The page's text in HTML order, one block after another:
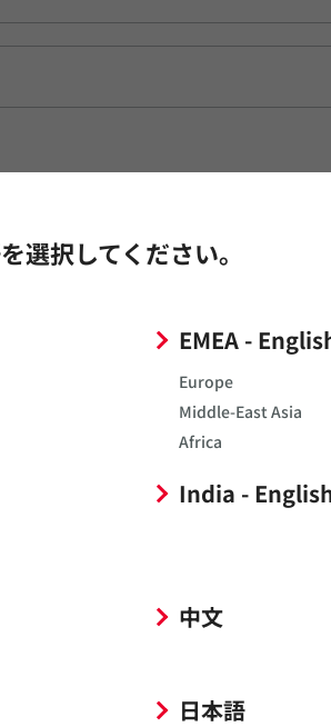
選択してください。
EMEA -
Europe
Middle-East Asia
Africa
India -
中文
日本語